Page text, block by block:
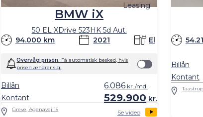
Leasing
BMW iX
50 EL XDrive 523HK 5d Aut.
94.000 km
2021 El
Overvåg prisen. Få automatisk besked, hvis
prisen ændrer sig.
Kontant 529.900 kr.
Billån 6.086 kr./md.
Greve, Agenavej 15 Se video
Kontant
Billån